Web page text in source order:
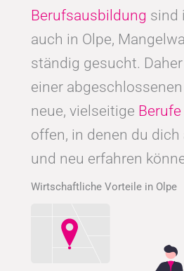
Berufsausbildung sind
auch in Olpe,
ständig gesucht.
einer abgeschlossenen
neue, vielseitige Berufe
offen, in denen du
und neu erfahren
Wirtschaftliche Vorteile in Olpe